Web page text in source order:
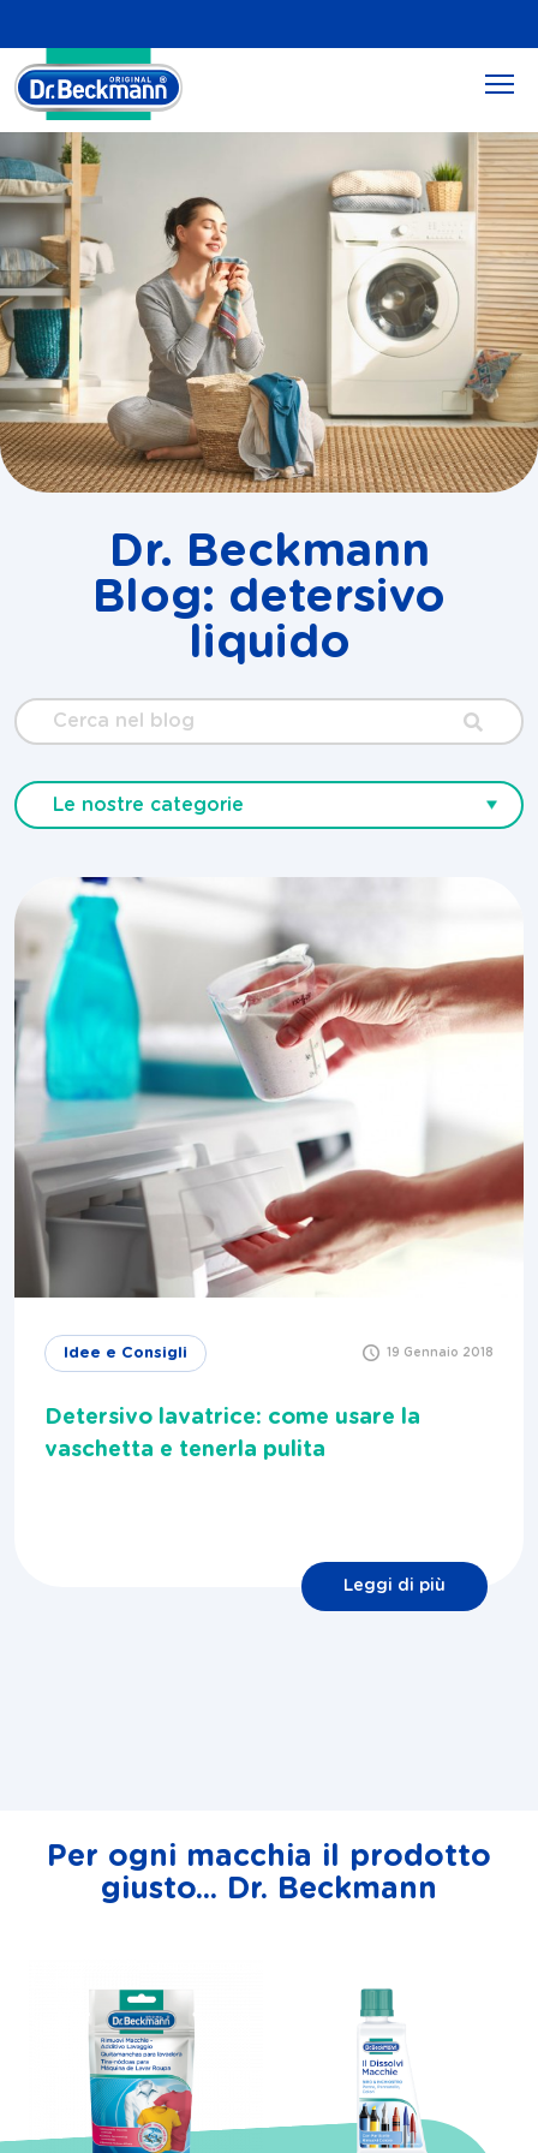
Dr. Beckmann
Blog: detersivo
liquido
Cerca
nel
Le nostre categorie
Idee e Consigli 19 Gennaio 2018
Detersivo lavatrice: come usare la
vaschetta e tenerla pulita
Leggi di più
Per ogni macchia il prodotto
giusto... Dr. Beckmann